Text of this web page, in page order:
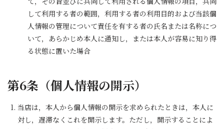
して利用する者の範囲，利用する者の利用目的および当該個
人情報の管理について責任を有する者の氏名または名称につ
いて，あらかじめ本人に通知し，または本人が容易に知り得
る状態に置いた場合
第6条（個人情報の開示）
当店は，本人から個人情報の開示を求められたときは，本人に
対し，遅滞なくこれを開示します。ただし，開示することによ